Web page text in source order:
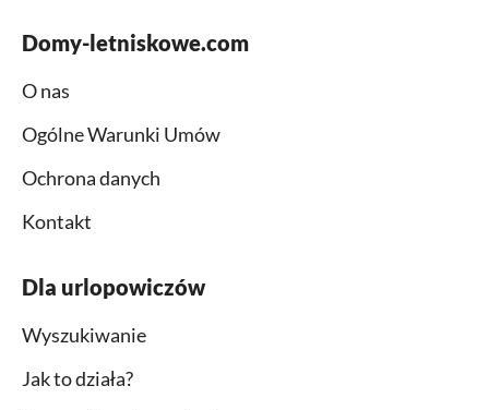
Domy-letniskowe.com
O nas
Ogólne Warunki Umów
Ochrona danych
Kontakt
Dla urlopowiczów
Wyszukiwanie
Jak to działa?